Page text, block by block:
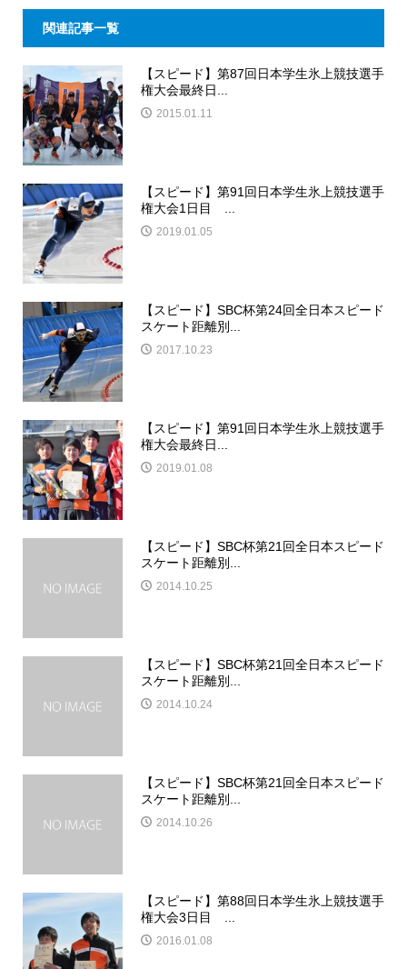
関連記事一覧
【スピード】第87回日本学生氷上競技選手
権大会最終日...
2015.01.11
【スピード】第91回日本学生氷上競技選手
権大会1日目 ...
2019.01.05
【スピード】SBC杯第24回全日本スピード
スケート距離別...
2017.10.23
【スピード】第91回日本学生氷上競技選手
権大会最終日...
2019.01.08
【スピード】SBC杯第21回全日本スピード
スケート距離別...
2014.10.25
【スピード】SBC杯第21回全日本スピード
スケート距離別...
2014.10.24
【スピード】SBC杯第21回全日本スピード
スケート距離別...
2014.10.26
【スピード】第88回日本学生氷上競技選手
権大会3日目 ...
2016.01.08